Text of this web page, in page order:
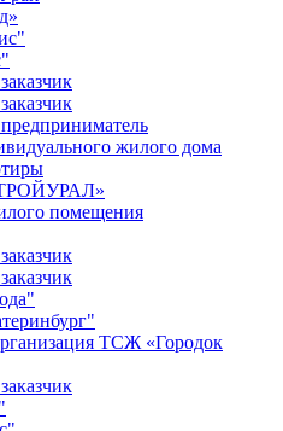
жилого дома
помещения
ТСЖ «Городок